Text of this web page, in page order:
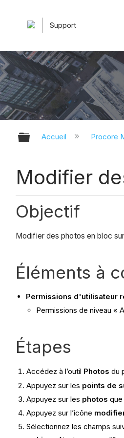
Support
Développer/
Accueil Procore
Modifier
Objectif
Modifier des photos en bloc
Éléments à
Permissions d'utilisateur
Permissions de niveau «
Étapes
Accédez à l’outil Photos du
Appuyez sur les points de
Appuyez sur les photos
Appuyez sur l’icône
Sélectionnez les champs